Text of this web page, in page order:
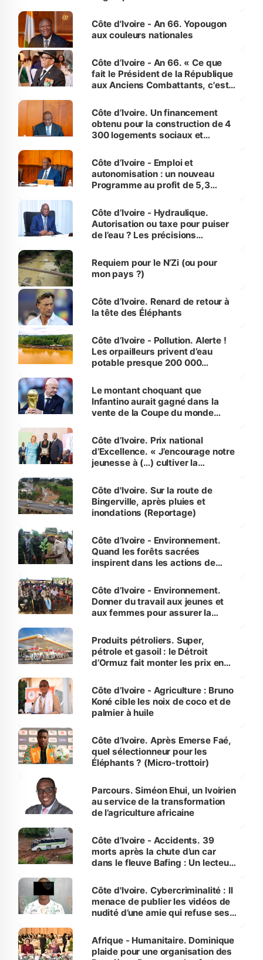
l'Etat de droit pour préserver les
vies humaines »
Côte d'Ivoire - An 66. Yopougon
aux couleurs nationales
Côte d’Ivoire - An 66. « Ce que
fait le Président de la République
aux Anciens Combattants, c'est
Côte d’Ivoire. Un financement
obtenu pour la construction de 4
300 logements sociaux et
et Yamoussoukro
Côte d’Ivoire - Emploi et
autonomisation : un nouveau
Programme au profit de 5,3
Côte d’Ivoire - Hydraulique.
Autorisation ou taxe pour puiser
de l’eau ? Les précisions
Requiem pour le N’Zi (ou pour
mon pays ?)
Côte d’Ivoire. Renard de retour à
la tête des Éléphants
Côte d’Ivoire - Pollution. Alerte !
Les orpailleurs privent d’eau
potable presque 200 000
Le montant choquant que
Infantino aurait gagné dans la
vente de la Coupe du monde
Côte d’Ivoire. Prix national
d’Excellence. « J’encourage notre
jeunesse à (…) cultiver la
(Alassane Ouattara
Côte d'Ivoire. Sur la route de
Bingerville, après pluies et
inondations (Reportage)
Côte d’Ivoire - Environnement.
Quand les forêts sacrées
inspirent dans les actions de
Côte d’Ivoire - Environnement.
Donner du travail aux jeunes et
aux femmes pour assurer la
menacées
Produits pétroliers. Super,
pétrole et gasoil : le Détroit
d’Ormuz fait monter les prix en
Côte d’Ivoire - Agriculture : Bruno
Koné cible les noix de coco et de
palmier à huile
Côte d’Ivoire. Après Emerse Faé,
quel sélectionneur pour les
Éléphants ? (Micro-trottoir)
Parcours. Siméon Ehui, un Ivoirien
au service de la transformation
de l’agriculture africaine
Côte d’Ivoire - Accidents. 39
morts après la chute d’un car
dans le fleuve Bafing : Un lecteur
des Transports
Côte d'Ivoire. Cybercriminalité : Il
menace de publier les vidéos de
nudité d’une amie qui refuse ses
Afrique - Humanitaire. Dominique
plaide pour une organisation des